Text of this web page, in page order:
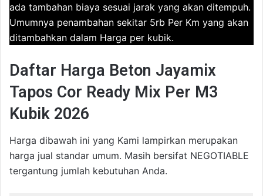
ada tambahan biaya sesuai jarak yang akan ditempuh.
Umumnya penambahan sekitar 5rb Per Km yang akan
ditambahkan dalam Harga per kubik.
Daftar Harga Beton Jayamix
Tapos Cor Ready Mix Per M3
Kubik 2026
Harga dibawah ini yang Kami lampirkan merupakan
harga jual standar umum. Masih bersifat NEGOTIABLE
tergantung jumlah kebutuhan Anda.